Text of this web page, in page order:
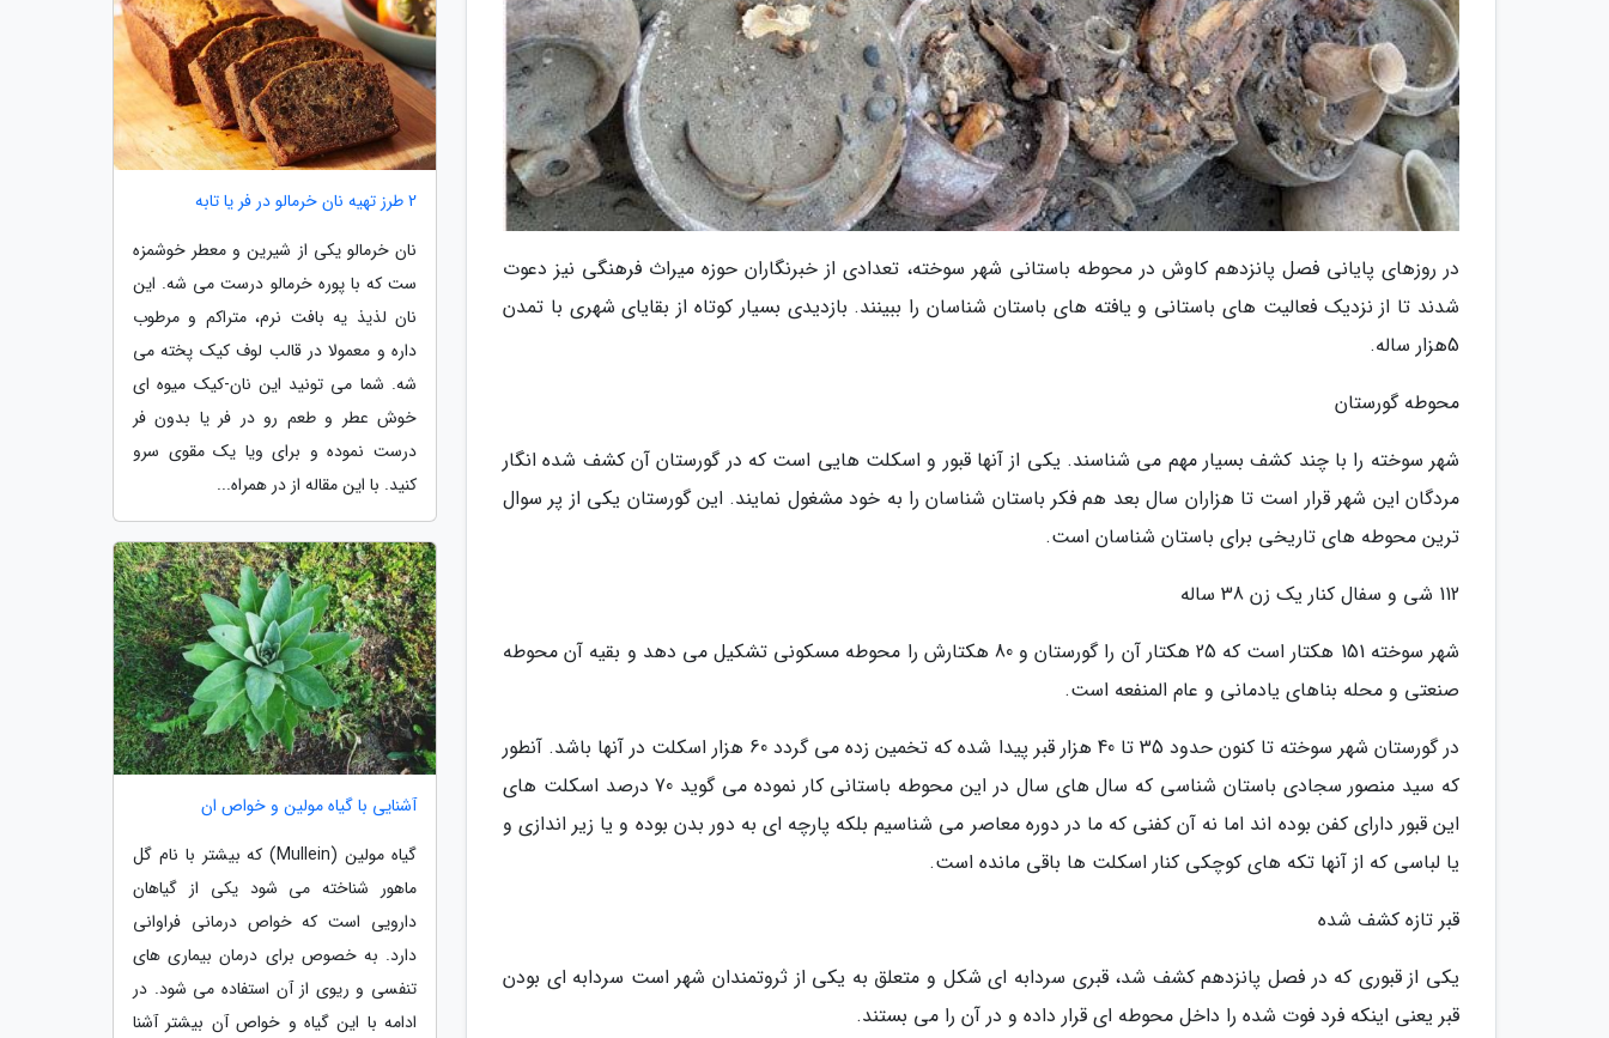
در روزهای پایانی فصل پانزدهم کاوش در محوطه باستانی شهر سوخته، تعدادی از خبرنگاران حوزه میراث فرهنگی نیز دعوت
شدند تا از نزدیک فعالیت های باستانی و یافته های باستان شناسان را ببینند. بازدیدی بسیار کوتاه از بقایای شهری با تمدن
5هزار ساله.
محوطه گورستان
شهر سوخته را با چند کشف بسیار مهم می شناسند. یکی از آنها قبور و اسکلت هایی است که در گورستان آن کشف شده انگار
مردگان این شهر قرار است تا هزاران سال بعد هم فکر باستان شناسان را به خود مشغول نمایند. این گورستان یکی از پر سوال
ترین محوطه های تاریخی برای باستان شناسان است.
112 شی و سفال کنار یک زن 38 ساله
شهر سوخته 151 هکتار است که 25 هکتار آن را گورستان و 80 هکتارش را محوطه مسکونی تشکیل می دهد و بقیه آن محوطه
صنعتی و محله بناهای یادمانی و عام المنفعه است.
در گورستان شهر سوخته تا کنون حدود 35 تا 40 هزار قبر پیدا شده که تخمین زده می گردد 60 هزار اسکلت در آنها باشد. آنطور
که سید منصور سجادی باستان شناسی که سال های سال در این محوطه باستانی کار نموده می گوید 70 درصد اسکلت های
این قبور دارای کفن بوده اند اما نه آن کفنی که ما در دوره معاصر می شناسیم بلکه پارچه ای به دور بدن بوده و یا زیر اندازی و
یا لباسی که از آنها تکه های کوچکی کنار اسکلت ها باقی مانده است.
قبر تازه کشف شده
یکی از قبوری که در فصل پانزدهم کشف شد، قبری سردابه ای شکل و متعلق به یکی از ثروتمندان شهر است سردابه ای بودن
قبر یعنی اینکه فرد فوت شده را داخل محوطه ای قرار داده و در آن را می بستند.
2 طرز تهیه نان خرمالو در فر یا تابه
نان خرمالو یکی از شیرین و معطر خوشمزه
ست که با پوره خرمالو درست می شه. این
نان لذیذ یه بافت نرم، متراکم و مرطوب
داره و معمولا در قالب لوف کیک پخته می
شه. شما می تونید این نان-کیک میوه ای
خوش عطر و طعم رو در فر یا بدون فر
درست نموده و برای ویا یک مقوی سرو
کنید. با این مقاله از در همراه...
آشنایی با گیاه مولین و خواص ان
گیاه مولین (Mullein) که بیشتر با نام گل
ماهور شناخته می شود یکی از گیاهان
دارویی است که خواص درمانی فراوانی
دارد. به خصوص برای درمان بیماری های
تنفسی و ریوی از آن استفاده می شود. در
ادامه با این گیاه و خواص آن بیشتر آشنا